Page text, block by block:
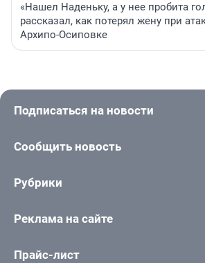
«Нашел Наденьку, а у нее пробита
рассказал, как потерял жену при
Архипо-Осиповке
Подписаться на новости
Сообщить новость
Рубрики
Реклама на сайте
Прайс-лист